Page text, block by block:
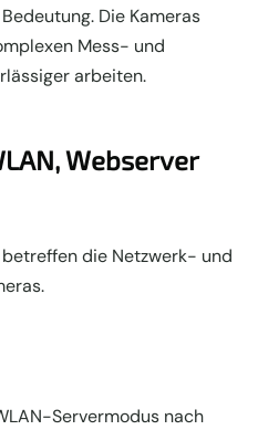
Die Kameras
Mess- und
arbeiten.
Webserver
die Netzwerk- und
Servermodus nach